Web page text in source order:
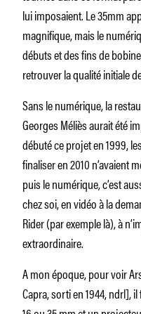
lui imposaient. Le 35mm
magnifique, mais le
débuts et des fins de
retrouver la qualité initiale
Sans le numérique, la
Georges Méliès aurait été
débuté ce projet en 1999,
finaliser en 2010 n’avaient
puis le numérique, c’est
chez soi, en vidéo à la
Rider (par exemple là), à
extraordinaire.
A mon époque, pour voir
Capra, sorti en 1944, ndrl],